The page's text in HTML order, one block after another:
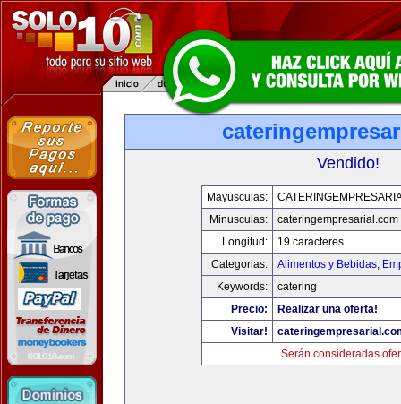
Vendido!
Mayusculas:
Minusculas:
cateringempresarial.com
Longitud:
19 caracteres
Categorias:
Alimentos y Bebidas,
Keywords:
catering
Precio:
Realizar una oferta!
Visitar!
Serán consideradas